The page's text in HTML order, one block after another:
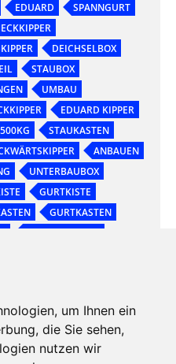
um Ihnen ein
die Sie sehen,
nutzen wir
EDUARD
SPANNGURT
DEICHSELBOX
STAUBOX
UMBAU
EDUARD KIPPER
STAUKASTEN
ANBAUEN
UNTERBAUBOX
GURTKISTE
GURTKASTEN
UNTERLEGKEILE